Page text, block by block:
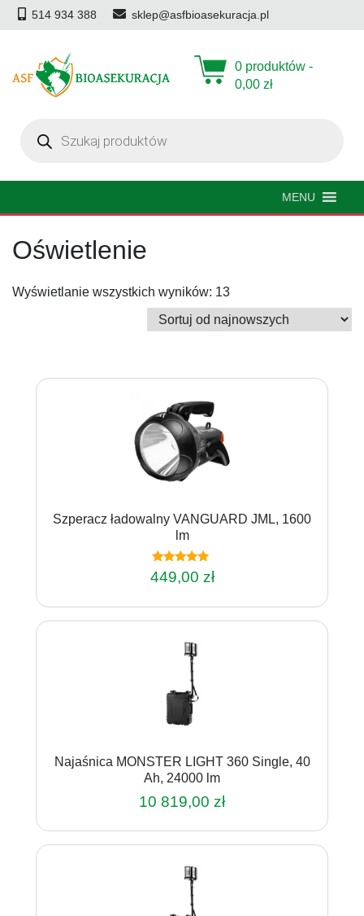
514 934 388 sklep@asfbioasekuracja.pl
0 produktów -
0,00 zł
produktów
MENU
Oświetlenie
Wyświetlanie wszystkich wyników: 13Posortowane
według
najnowszych
Szperacz ładowalny VANGUARD JML, 1600
lm
Oceniono
4.75
449,00 zł
Najaśnica MONSTER LIGHT 360 Single, 40
Ah, 24000 lm
10 819,00 zł